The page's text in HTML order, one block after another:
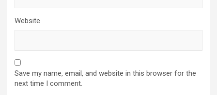
Website
Save my name, email, and website in this browser for the
next time I comment.